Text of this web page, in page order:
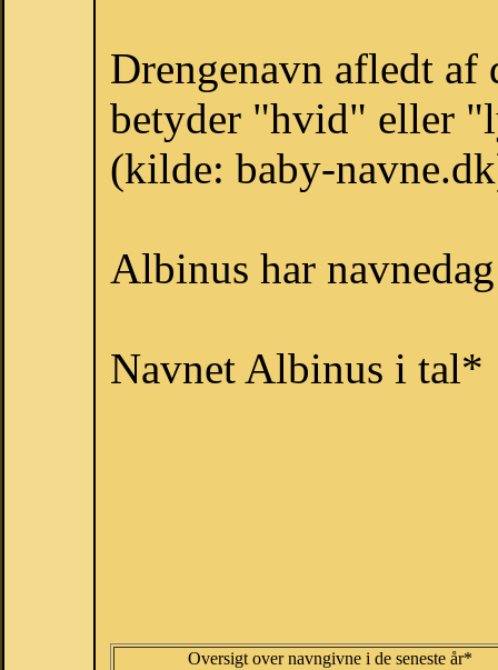
Drengenavn afledt
betyder "hvid" eller
(kilde: baby-
Albinus har
Navnet Albinus i tal*
Oversigt over navngivne i de seneste år*